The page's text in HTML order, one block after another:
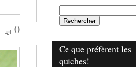
0
Ce que préfèrent les
quiches!